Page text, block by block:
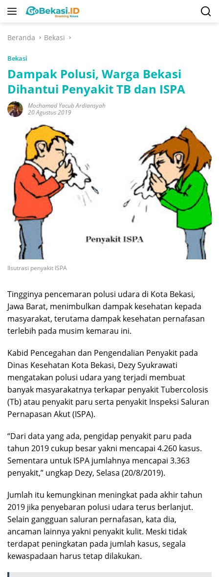
Langsung
Beranda
Bekasi
Bekasi
Dampak Polusi, Warga Bekasi
Dihantui Penyakit TB dan ISPA
Mochamad Yacub Ardiansyah
20 Agustus 2019
Ilsutrasi penyakit ISPA
Tingginya pencemaran polusi udara di Kota Bekasi,
Jawa Barat, menimbulkan dampak kesehatan kepada
masyarakat, terutama dampak kesehatan pernafasan
terlebih pada musim kemarau ini.
Kabid Pencegahan dan Pengendalian Penyakit pada
Dinas Kesehatan Kota Bekasi, Dezy Syukrawati
mengatakan polusi udara yang terjadi membuat
banyak masyarakatnya terkapar penyakit Tubercolosis
(Tb) atau penyakit paru serta penyakit Inspeksi Saluran
Pernapasan Akut (ISPA).
“Dari data yang ada, pengidap penyakit paru pada
tahun 2019 cukup besar yakni mencapai 4.260 kasus.
Sementara untuk ISPA jumlahnya mencapai 3.363
penyakit,” ungkap Dezy, Selasa (20/8/2019).
Jumlah itu kemungkinan meningkat pada akhir tahun
2019 jika penyebaran polusi udara terus berlanjut.
Selain gangguan saluran pernafasan, kata dia,
ancaman lainnya yakni penyakit kulit. Meski tidak
terdapat peningkatan pada jumlah kasus, segala
kewaspadaan harus tetap dilakukan.